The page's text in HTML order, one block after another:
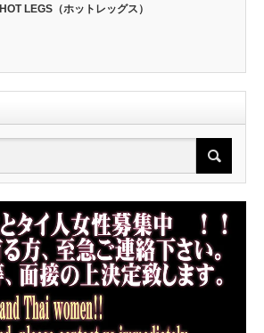
HOT LEGS（ホットレッグス）